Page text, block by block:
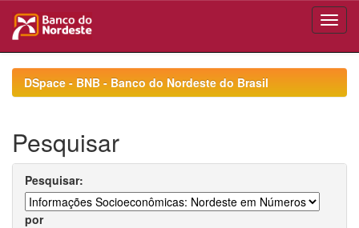
navigationDSpace - BNB - Banco do Nordeste do Brasil
Pesquisar
Pesquisar:
por